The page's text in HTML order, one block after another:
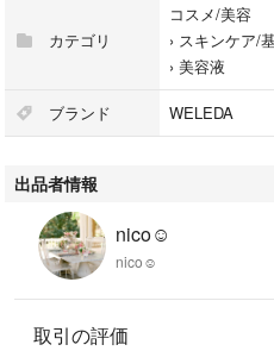
木下優樹菜さんで有名になったオイ
セルライト対策！
これから夏場にむけていかがでしょ
----------------------------------------
たボディマッサージ用オイル。肌を
オイルをベースに、肌の引き締めや
エキスやブッチャーブルーム根エキ
にアプローチし、マッサージするご
カテゴリ
コスメ/美容
› スキンケア/
› 美容液
ブランド WELEDA
出品者情報
nico☺︎
nico☺︎
取引の評価